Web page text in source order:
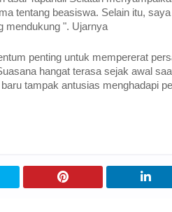
tentang beasiswa. Selain itu,
mendukung ". Ujarnya
penting untuk mempererat
hangat terasa sejak awal
tampak antusias menghadapi